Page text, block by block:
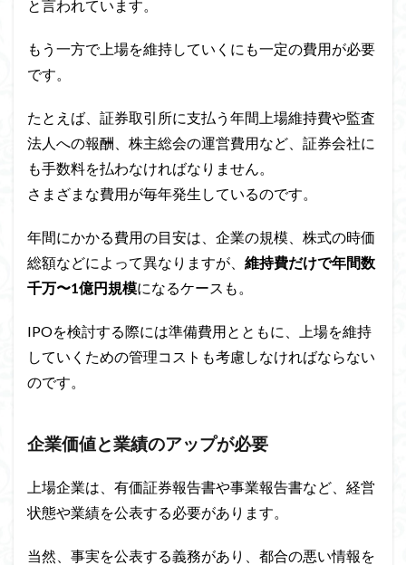
と言われています。
もう一方で上場を維持していくにも一定の費用が必要
です。
たとえば、証券取引所に支払う年間上場維持費や監査
法人への報酬、株主総会の運営費用など、証券会社に
も手数料を払わなければなりません。
さまざまな費用が毎年発生しているのです。
年間にかかる費用の目安は、企業の規模、株式の時価
総額などによって異なりますが、 維持費だけで年間数
千万〜1億円規模になるケースも。
IPOを検討する際には準備費用とともに、上場を維持
していくための管理コストも考慮しなければならない
のです。
企業価値と業績のアップが必要
上場企業は、有価証券報告書や事業報告書など、経営
状態や業績を公表する必要があります。
当然、事実を公表する義務があり、都合の悪い情報を